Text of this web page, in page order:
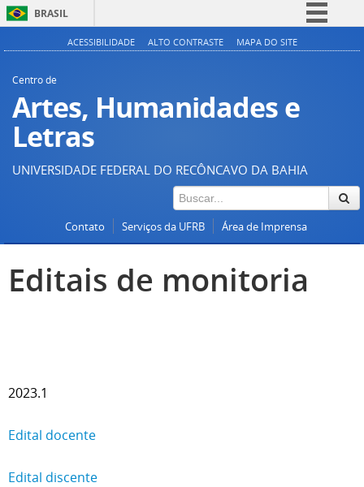
BRASIL
Simplifique!
Acesso à informação
Canais
ACESSIBILIDADE ALTO CONTRASTE MAPA DO SITE
Centro de
Artes, Humanidades e
Letras
UNIVERSIDADE FEDERAL DO RECÔNCAVO DA BAHIA
Contato Serviços da UFRB Área de Imprensa
Editais de monitoria
2023.1
Edital docente
Edital discente